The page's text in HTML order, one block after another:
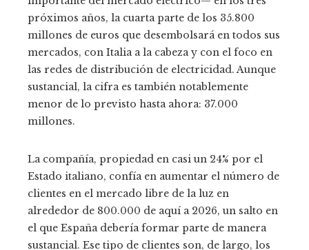
próximos años, la cuarta parte de los 35.800
millones de euros que desembolsará en todos sus
mercados, con Italia a la cabeza y con el foco en
las redes de distribución de electricidad. Aunque
sustancial, la cifra es también notablemente
menor de lo previsto hasta ahora: 37.000
millones.
La compañía, propiedad en casi un 24% por el
Estado italiano, confía en aumentar el número de
clientes en el mercado libre de la luz en
alrededor de 800.000 de aquí a 2026, un salto en
el que España debería formar parte de manera
sustancial. Ese tipo de clientes son, de largo, los